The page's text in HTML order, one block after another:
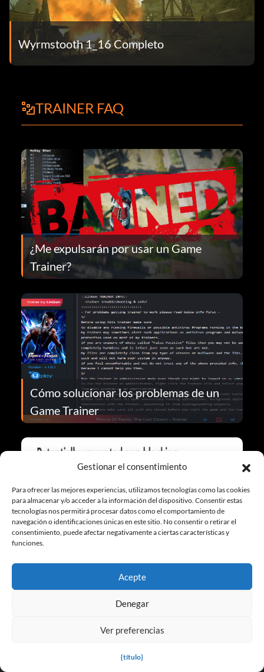
Gestionar el consentimiento
Para ofrecer las mejores experiencias, utilizamos tecnologías como las cookies
para almacenar y/o acceder a la información del dispositivo. Consentir estas
tecnologías nos permitirá procesar datos como el comportamiento de
navegación o identificaciones únicas en este sitio. No consentir o retirar el
consentimiento, puede afectar negativamente a ciertas características y
funciones.
Acepte
Denegar
Ver preferencias
{título}
Wyrmstooth 1_16 Completo
TRAINER FAQ
¿Me expulsarán por usar un Game
Trainer?
Cómo solucionar los problemas de un
Game Trainer
¿Son seguros los entrenadores de
More FAQ